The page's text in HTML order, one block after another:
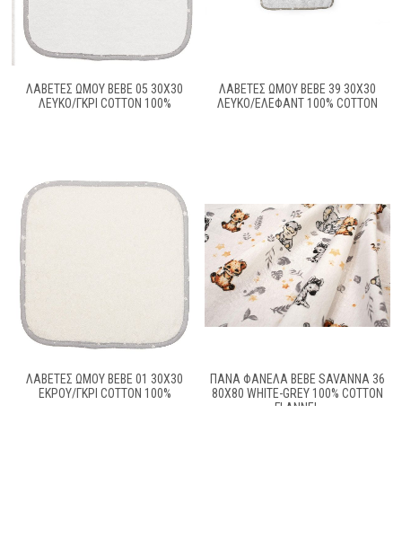
ΛΑΒΕΤΕΣ ΩΜΟΥ BEBE 05 30Χ30
ΛΕΥΚΟ/ΓΚΡΙ COTTON 100%
ΛΑΒΕΤΕΣ ΩΜΟΥ BEBE 39 30X30
ΛΕΥΚΌ/ΈΛΕΦΑΝΤ 100% COTTON
ΛΑΒΕΤΕΣ ΩΜΟΥ BEBE 01 30Χ30
ΕΚΡΟΥ/ΓΚΡΙ COTTON 100%
ΠΆΝΑ ΦΑΝΈΛΑ BEBE SAVANNA 36
80X80 WHITE-GREY 100% COTTON
FLANNEL